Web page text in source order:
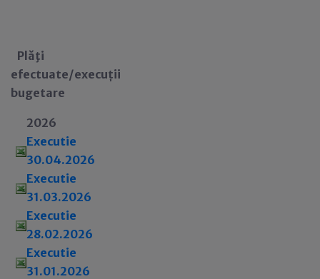
Plăţi
efectuate/execuții
bugetare
2026
Executie
30.04.2026
Executie
31.03.2026
Executie
28.02.2026
Executie
31.01.2026